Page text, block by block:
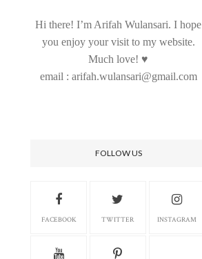
Hi there! I’m Arifah Wulansari. I hope
you enjoy your visit to my website.
Much love! ♥
email : arifah.wulansari@gmail.com
FOLLOW US
FACEBOOK TWITTER INSTAGRAM